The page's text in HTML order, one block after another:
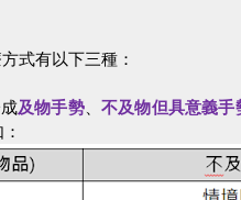
式有以下三種：
及物手勢、不及物但具意義手